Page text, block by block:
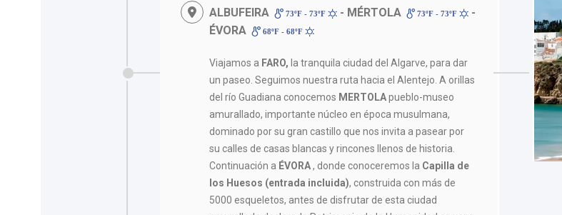
ALBUFEIRA 73ºF - 73ºF - MÉRTOLA 73ºF - 73ºF
-
ÉVORA
68ºF - 68ºF
Viajamos a FARO, la tranquila ciudad del Algarve, para dar
un paseo. Seguimos nuestra ruta hacia el Alentejo. A orillas
del río Guadiana conocemos MERTOLApueblo-museo
amurallado, importante núcleo en época musulmana,
dominado por su gran castillo que nos invita a pasear por
su calles de casas blancas y rincones llenos de historia.
Continuación a ÉVORA, donde conoceremos la Capilla de
los Huesos (entrada incluida), construida con más de
5000 esqueletos, antes de disfrutar de esta ciudad